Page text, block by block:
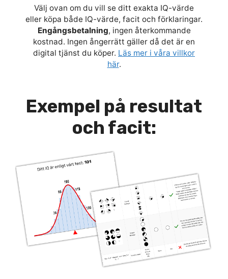
Välj ovan om du vill se ditt exakta IQ-värde
eller köpa både IQ-värde, facit och förklaringar.
Engångsbetalning, ingen återkommande
kostnad. Ingen ångerrätt gäller då det är en
digital tjänst du köper. Läs mer i våra villkor
här.
Exempel på resultat
och facit: